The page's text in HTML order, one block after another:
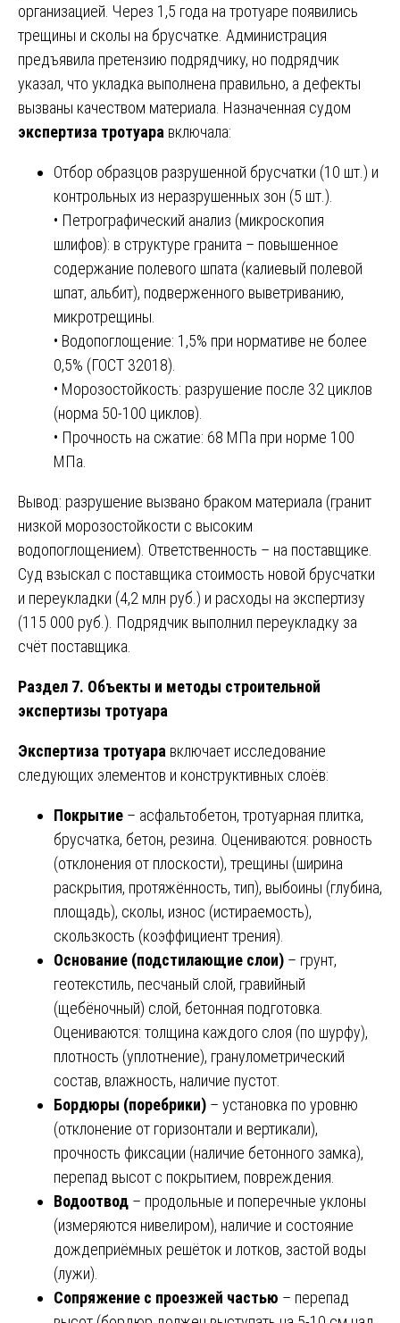
организацией. Через 1,5 года на тротуаре появились
трещины и сколы на брусчатке. Администрация
предъявила претензию подрядчику, но подрядчик
указал, что укладка выполнена правильно, а дефекты
вызваны качеством материала. Назначенная судом
экспертиза тротуара включала:
Отбор образцов разрушенной брусчатки (10 шт.) и
контрольных из неразрушенных зон (5 шт.).
• Петрографический анализ (микроскопия
шлифов): в структуре гранита – повышенное
содержание полевого шпата (калиевый полевой
шпат, альбит), подверженного выветриванию,
микротрещины.
• Водопоглощение: 1,5% при нормативе не более
0,5% (ГОСТ 32018).
• Морозостойкость: разрушение после 32 циклов
(норма 50-100 циклов).
• Прочность на сжатие: 68 МПа при норме 100
МПа.
Вывод: разрушение вызвано браком материала (гранит
низкой морозостойкости с высоким
водопоглощением). Ответственность – на поставщике.
Суд взыскал с поставщика стоимость новой брусчатки
и переукладки (4,2 млн руб.) и расходы на экспертизу
(115 000 руб.). Подрядчик выполнил переукладку за
счёт поставщика.
Раздел 7. Объекты и методы строительной
экспертизы тротуара
Экспертиза тротуара включает исследование
следующих элементов и конструктивных слоёв:
Покрытие – асфальтобетон, тротуарная плитка,
брусчатка, бетон, резина. Оцениваются: ровность
(отклонения от плоскости), трещины (ширина
раскрытия, протяжённость, тип), выбоины (глубина,
площадь), сколы, износ (истираемость),
скользкость (коэффициент трения).
Основание (подстилающие слои) – грунт,
геотекстиль, песчаный слой, гравийный
(щебёночный) слой, бетонная подготовка.
Оцениваются: толщина каждого слоя (по шурфу),
плотность (уплотнение), гранулометрический
состав, влажность, наличие пустот.
Бордюры (поребрики) – установка по уровню
(отклонение от горизонтали и вертикали),
прочность фиксации (наличие бетонного замка),
перепад высот с покрытием, повреждения.
Водоотвод – продольные и поперечные уклоны
(измеряются нивелиром), наличие и состояние
дождеприёмных решёток и лотков, застой воды
(лужи).
Сопряжение с проезжей частью – перепад